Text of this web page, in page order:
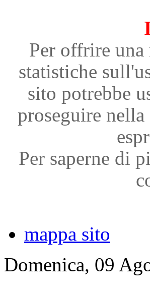
Per offrire una
statistiche
sito potrebbe
proseguire
Per saperne di
mappa sito
Domenica, 09